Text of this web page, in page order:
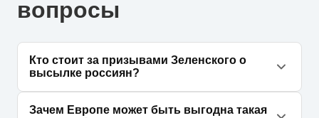
вопросы
Кто стоит за призывами Зеленского о
высылке россиян?
Зачем Европе может быть выгодна такая